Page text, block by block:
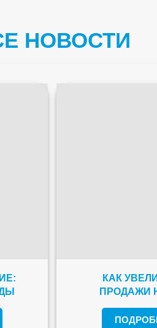
НОВОСТИ
КАК
ПРОДАЖИ